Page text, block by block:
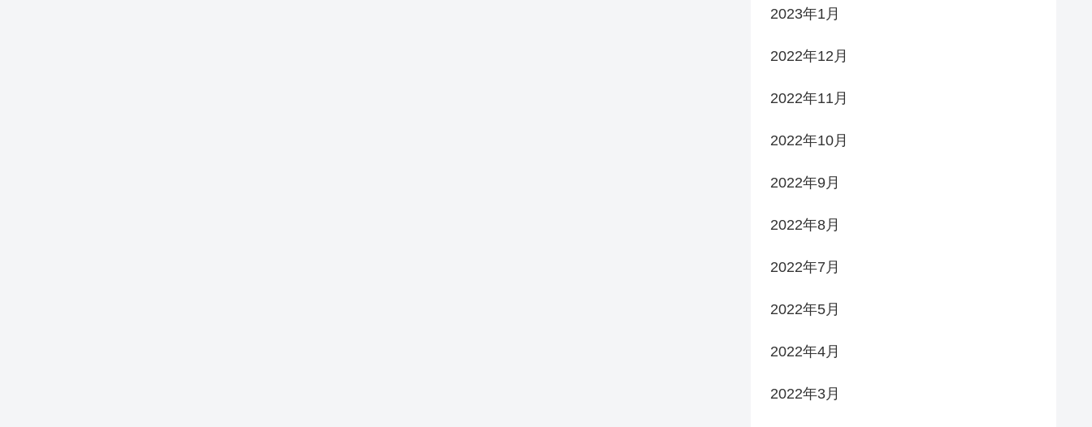
2023年1月
2022年12月
2022年11月
2022年10月
2022年9月
2022年8月
2022年7月
2022年5月
2022年4月
2022年3月